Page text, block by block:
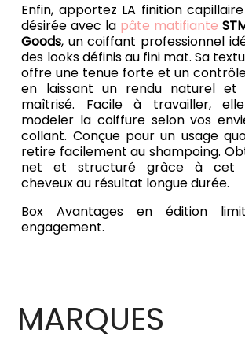
Enfin, apportez LA finition
désirée avec la pâte matifiante
Goods, un coiffant professionnel
des looks définis au fini mat. Sa
offre une tenue forte et un
en laissant un rendu naturel et
maîtrisé. Facile à travailler,
modeler la coiffure selon vos
collant. Conçue pour un usage
retire facilement au shampoing.
net et structuré grâce à cet
cheveux au résultat longue durée.
Box Avantages en édition
engagement.
MARQUES